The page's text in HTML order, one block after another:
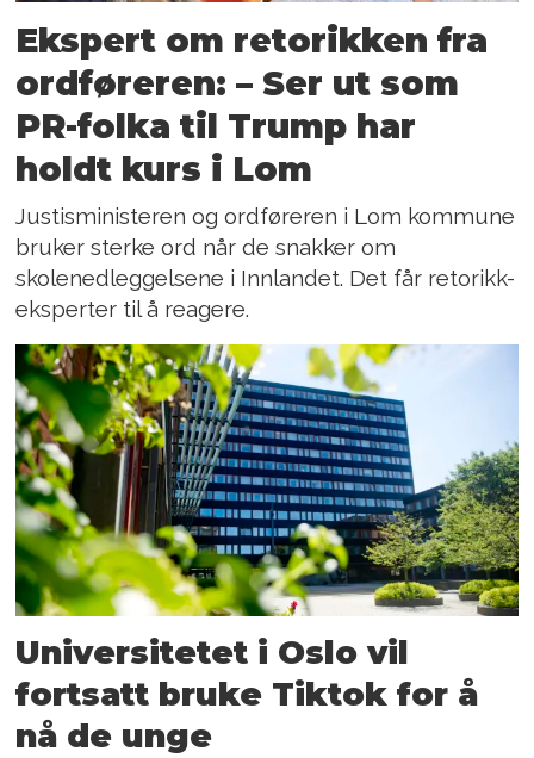
Ekspert om retorikken fra
ordføreren: – Ser ut som
PR-folka til Trump har
holdt kurs i Lom
Justisministeren og ordføreren i Lom kommune
bruker sterke ord når de snakker om
skolenedleggelsene i Innlandet. Det får retorikk-
eksperter til å reagere.
Universitetet i Oslo vil
fortsatt bruke Tiktok for å
nå de unge